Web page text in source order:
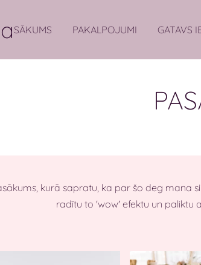
SĀKUMS PAKALPOJUMI GATAVS
kurā sapratu, ka par šo deg mana
radītu to 'wow' efektu un paliktu